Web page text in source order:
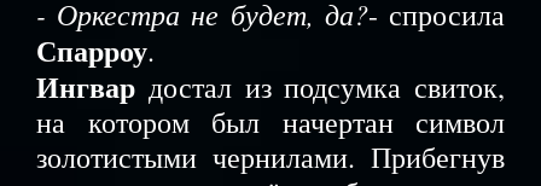
- Оркестра не будет, да?- спросила
Спарроу.
Ингвар достал из подсумка свиток,
на котором был начертан символ
золотистыми чернилами. Прибегнув